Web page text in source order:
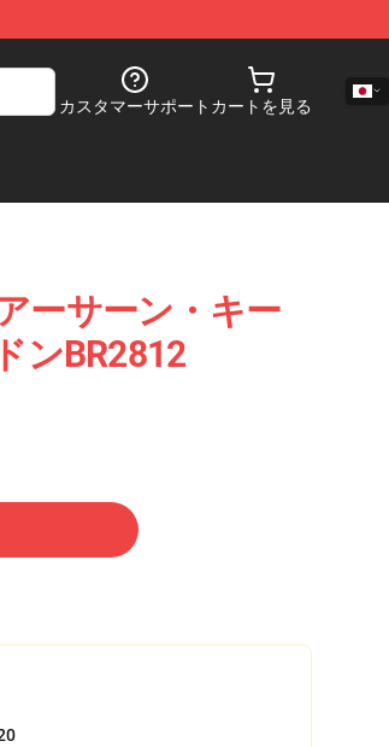
カスタマーサポート カートを見る
ーサーン・キー
ンBR2812